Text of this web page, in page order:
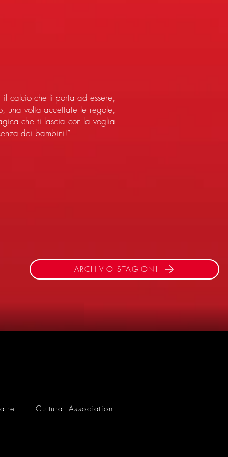
calcio che li porta ad essere,
una volta accettate le regole,
che ti lascia con la voglia
dei bambini!”
ARCHIVIO STAGIONI
Cultural Association